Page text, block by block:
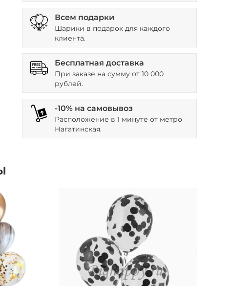
Всем подарки
Шарики в подарок для каждого
клиента.
Бесплатная доставка
При заказе на сумму от 10 000
рублей.
-10% на самовывоз
Расположение в 1 минуте от метро
Нагатинская.